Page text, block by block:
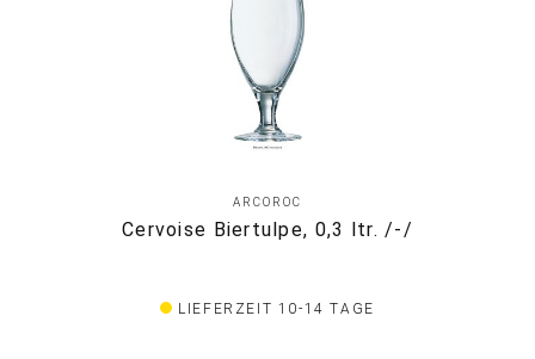
ARCOROC
Cervoise Biertulpe, 0,3 ltr. /-/
LIEFERZEIT 10-14 TAGE